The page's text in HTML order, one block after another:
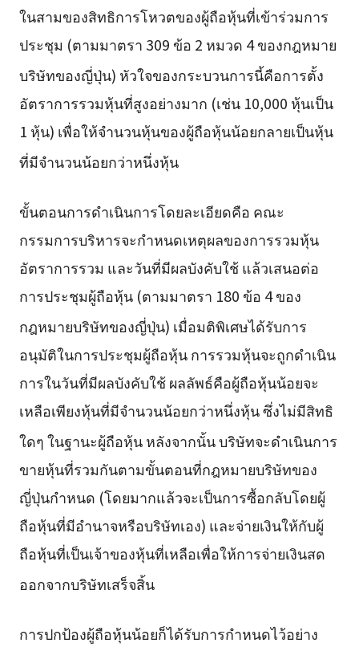
ในสามของสิทธิการโหวตของผู้ถือหุ้นที่เข้าร่วมการ
ประชุม (ตามมาตรา 309 ข้อ 2 หมวด 4 ของกฎหมาย
บริษัทของญี่ปุ่น) หัวใจของกระบวนการนี้คือการตั้ง
อัตราการรวมหุ้นที่สูงอย่างมาก (เช่น 10,000 หุ้นเป็น
1 หุ้น) เพื่อให้จำนวนหุ้นของผู้ถือหุ้นน้อยกลายเป็นหุ้น
ที่มีจำนวนน้อยกว่าหนึ่งหุ้น
ขั้นตอนการดำเนินการโดยละเอียดคือ คณะ
กรรมการบริหารจะกำหนดเหตุผลของการรวมหุ้น
อัตราการรวม และวันที่มีผลบังคับใช้ แล้วเสนอต่อ
การประชุมผู้ถือหุ้น (ตามมาตรา 180 ข้อ 4 ของ
กฎหมายบริษัทของญี่ปุ่น) เมื่อมติพิเศษได้รับการ
อนุมัติในการประชุมผู้ถือหุ้น การรวมหุ้นจะถูกดำเนิน
การในวันที่มีผลบังคับใช้ ผลลัพธ์คือผู้ถือหุ้นน้อยจะ
เหลือเพียงหุ้นที่มีจำนวนน้อยกว่าหนึ่งหุ้น ซึ่งไม่มีสิทธิ
ใดๆ ในฐานะผู้ถือหุ้นหลังจากนั้น บริษัทจะดำเนินการ
ขายหุ้นที่รวมกันตามขั้นตอนที่กฎหมายบริษัทของ
ญี่ปุ่นกำหนด (โดยมากแล้วจะเป็นการซื้อกลับโดยผู้
ถือหุ้นที่มีอำนาจหรือบริษัทเอง) และจ่ายเงินให้กับผู้
ถือหุ้นที่เป็นเจ้าของหุ้นที่เหลือเพื่อให้การจ่ายเงินสด
ออกจากบริษัทเสร็จสิ้น
การปกป้องผู้ถือหุ้นน้อยก็ได้รับการกำหนดไว้อย่าง